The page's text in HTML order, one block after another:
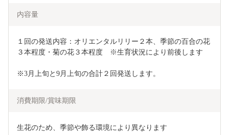
内容量
１回の発送内容：オリエンタルリリー２本、季節の百合の花
３本程度・菊の花３本程度　※生育状況により前後します
※3月上旬と9月上旬の合計２回発送します。
消費期限/賞味期限
生花のため、季節や飾る環境により異なります